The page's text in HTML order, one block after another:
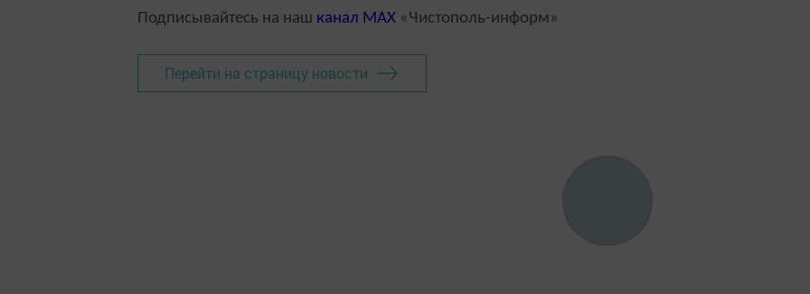
Подписывайтесь на наш канал MAX «Чистополь-информ»
Перейти на страницу новости